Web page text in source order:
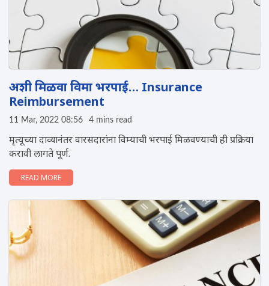
अशी मिळवा विमा भरपाई… Insurance
Reimbursement
11 Mar, 2022 08:56 4 mins read
मृत्यूच्या दाव्यानंतर वारसदारांना विम्याची भरपाई मिळवण्याची ही प्रक्रिया
करावी लागते पूर्ण.
READ MORE